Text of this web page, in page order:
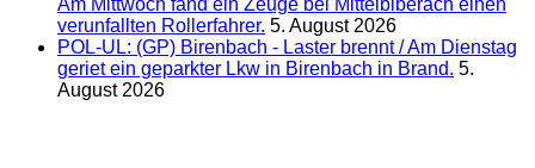
verunfallten Rollerfahrer. 5. August 2026
POL-UL: (GP) Birenbach - Laster brennt / Am Dienstag
geriet ein geparkter Lkw in Birenbach in Brand. 5.
August 2026